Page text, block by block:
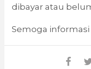
dibayar atau
Semoga